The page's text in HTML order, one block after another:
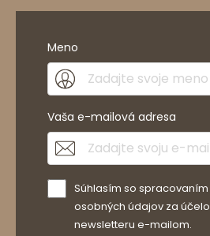
Meno
Vaša e-mailová adresa
Súhlasím so
osobných údajov za
newsletteru e-mailom.